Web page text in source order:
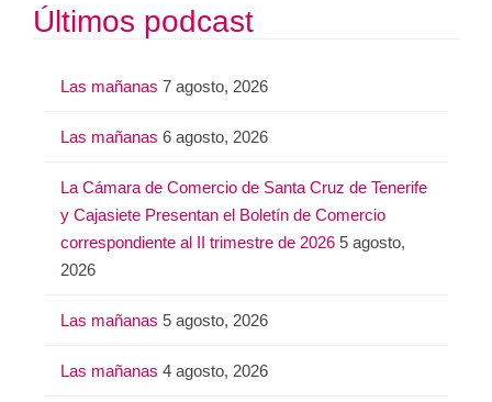
sÚltimos podcast
Las mañanas 7 agosto, 2026
Las mañanas 6 agosto, 2026
La Cámara de Comercio de Santa Cruz de Tenerife
y Cajasiete Presentan el Boletín de Comercio
correspondiente al II trimestre de 2026 5 agosto,
2026
Las mañanas 5 agosto, 2026
Las mañanas 4 agosto, 2026